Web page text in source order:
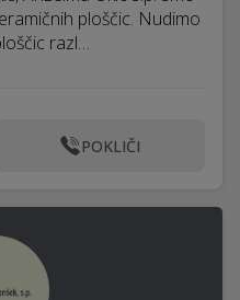
ploščic. Nudimo
razl…
POKLIČI